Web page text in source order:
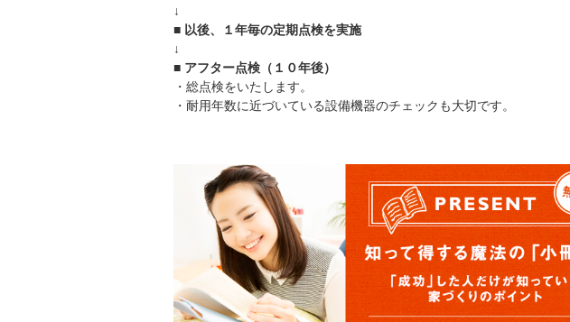
↓
■ 以後、１年毎の定期点検を実施
↓
■ アフター点検（１０年後）
・総点検をいたします。
・耐用年数に近づいている設備機器のチェックも大切です。